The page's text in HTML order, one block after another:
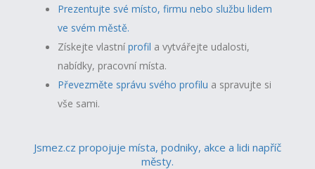
Prezentujte své místo, firmu nebo službu lidem
ve svém městě.
Získejte vlastníprofil a vytvářejte udalosti,
nabídky, pracovní místa.
Převezměte správu svého profilu a spravujte si
vše sami.
Jsmez.cz propojuje místa, podniky, akce a lidi napříč
městy.